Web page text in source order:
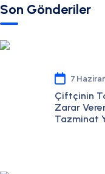
Son Gönderiler
7
Çiftçinin
Zarar
Tazminat